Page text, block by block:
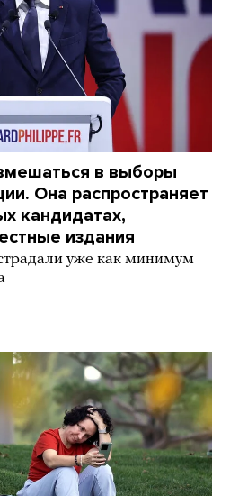
в выборы
Она распространяет
кандидатах,
издания
уже как минимум